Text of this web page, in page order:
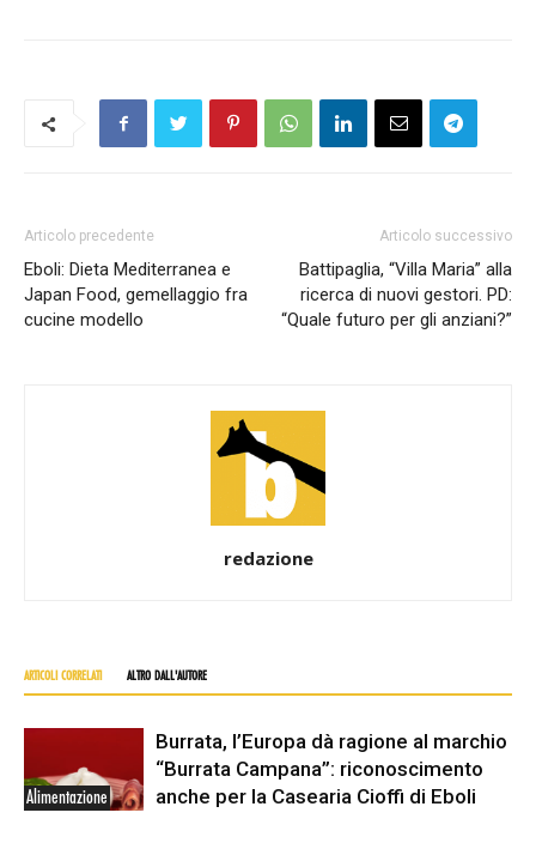
Articolo precedente
Eboli: Dieta Mediterranea e
Japan Food, gemellaggio fra
cucine modello
Articolo successivo
Battipaglia, “Villa Maria” alla
ricerca di nuovi gestori. PD:
“Quale futuro per gli anziani?”
redazione
ARTICOLI CORRELATI ALTRO DALL'AUTORE
Alimentazione
Burrata, l’Europa dà ragione al marchio
“Burrata Campana”: riconoscimento
anche per la Casearia Cioffi di Eboli